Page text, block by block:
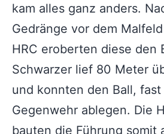
kam alles ganz anders.
Gedränge vor dem
HRC eroberten diese den
Schwarzer lief 80 Meter
und konnten den Ball, fast
Gegenwehr ablegen. Die
bauten die Führung somit